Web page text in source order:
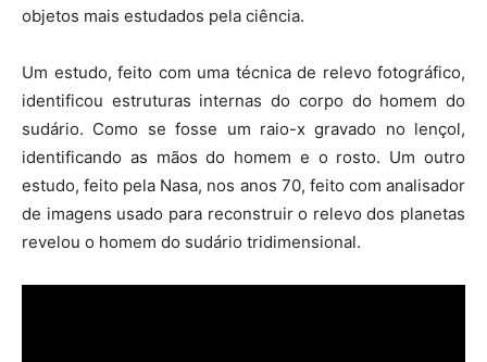
objetos mais estudados pela ciência.
Um estudo, feito com uma técnica de relevo fotográfico,
identificou estruturas internas do corpo do homem do
sudário. Como se fosse um raio-x gravado no lençol,
identificando as mãos do homem e o rosto. Um outro
estudo, feito pela Nasa, nos anos 70, feito com analisador
de imagens usado para reconstruir o relevo dos planetas
revelou o homem do sudário tridimensional.